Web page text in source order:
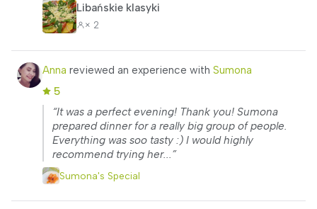
Libańskie klasyki
× 2
Anna reviewed an experience with Sumona
5
“It was a perfect evening! Thank you! Sumona
prepared dinner for a really big group of people.
Everything was soo tasty :) I would highly
recommend trying her...”
Sumona's Special